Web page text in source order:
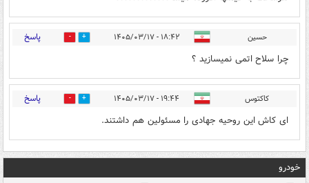
حسین ۱۸:۴۲ - ۱۴۰۵/۰۳/۱۷ 0 پاسخ
چرا سلاح اتمی نمیسازید ؟
کاکتوس ۱۹:۴۴ - ۱۴۰۵/۰۳/۱۷ 1 پاسخ
ای کاش این روحیه جهادی را مسئولین هم داشتند.
خودرو